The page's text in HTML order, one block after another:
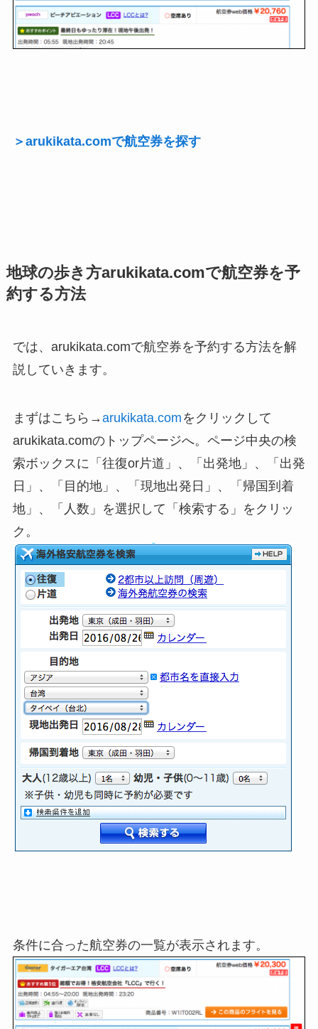
＞arukikata.comで航空券を探す
地球の歩き方arukikata.comで航空券を予
約する方法
では、arukikata.comで航空券を予約する方法を解
説していきます。
まずはこちら→arukikata.com をクリックして
arukikata.comのトップページへ。ページ中央の検
索ボックスに「往復or片道」、「出発地」、「出発
日」、「目的地」、「現地出発日」、「帰国到着
地」、「人数」を選択して「検索する」をクリッ
ク。
条件に合った航空券の一覧が表示されます。